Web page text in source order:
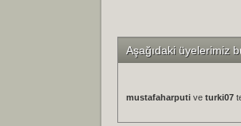
Aşağıdaki üyelerimiz
mustafaharputi ve turki07